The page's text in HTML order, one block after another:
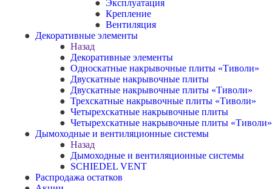
Эксплуатация
Крепление
Вентиляция
Декоративные элементы
Назад
Декоративные элементы
Односкатные накрывочные плиты «Тиволи»
Двускатные накрывочные плиты
Двускатные накрывочные плиты «Тиволи»
Трехскатные накрывочные плиты «Тиволи»
Четырехскатные накрывочные плиты
Четырехскатные накрывочные плиты «Тиволи»
Дымоходные и вентиляционные системы
Назад
Дымоходные и вентиляционные системы
SCHIEDEL VENT
Распродажа остатков